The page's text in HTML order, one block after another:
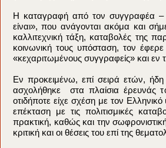
Η καταγραφή από τον συγγραφέα –
είναι», που ανάγονται ακόμα και
καλλιτεχνική τάξη, καταβολές της
κοινωνική τους υπόσταση, τον
«κεχαριτωμένους συγγραφείς» και εν
Εν προκειμένω, επί σειρά ετών,
ασχολήθηκε στα πλαίσια έρευνάς
οτιδήποτε είχε σχέση με τον
επέκταση με τις πολιτισμικές
πρακτική, καθώς και την
κριτική και οι θέσεις του επί της